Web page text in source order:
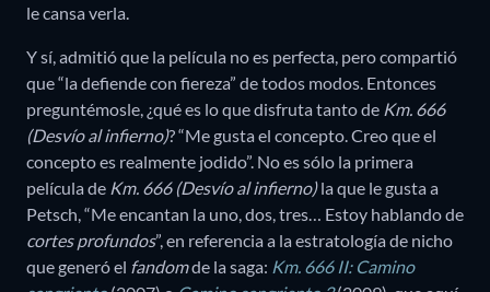
le cansa verla.
Y sí, admitió que la película no es perfecta, pero compartió
que “la defiende con fiereza” de todos modos. Entonces
preguntémosle, ¿qué es lo que disfruta tanto de Km. 666
(Desvío al infierno)? “Me gusta el concepto. Creo que el
concepto es realmente jodido”. No es sólo la primera
película de Km. 666 (Desvío al infierno)la que le gusta a
Petsch, “Me encantan la uno, dos, tres… Estoy hablando de
cortes profundos”, en referencia a la estratología de nicho
que generó el fandomde la saga: Km. 666 II: Camino